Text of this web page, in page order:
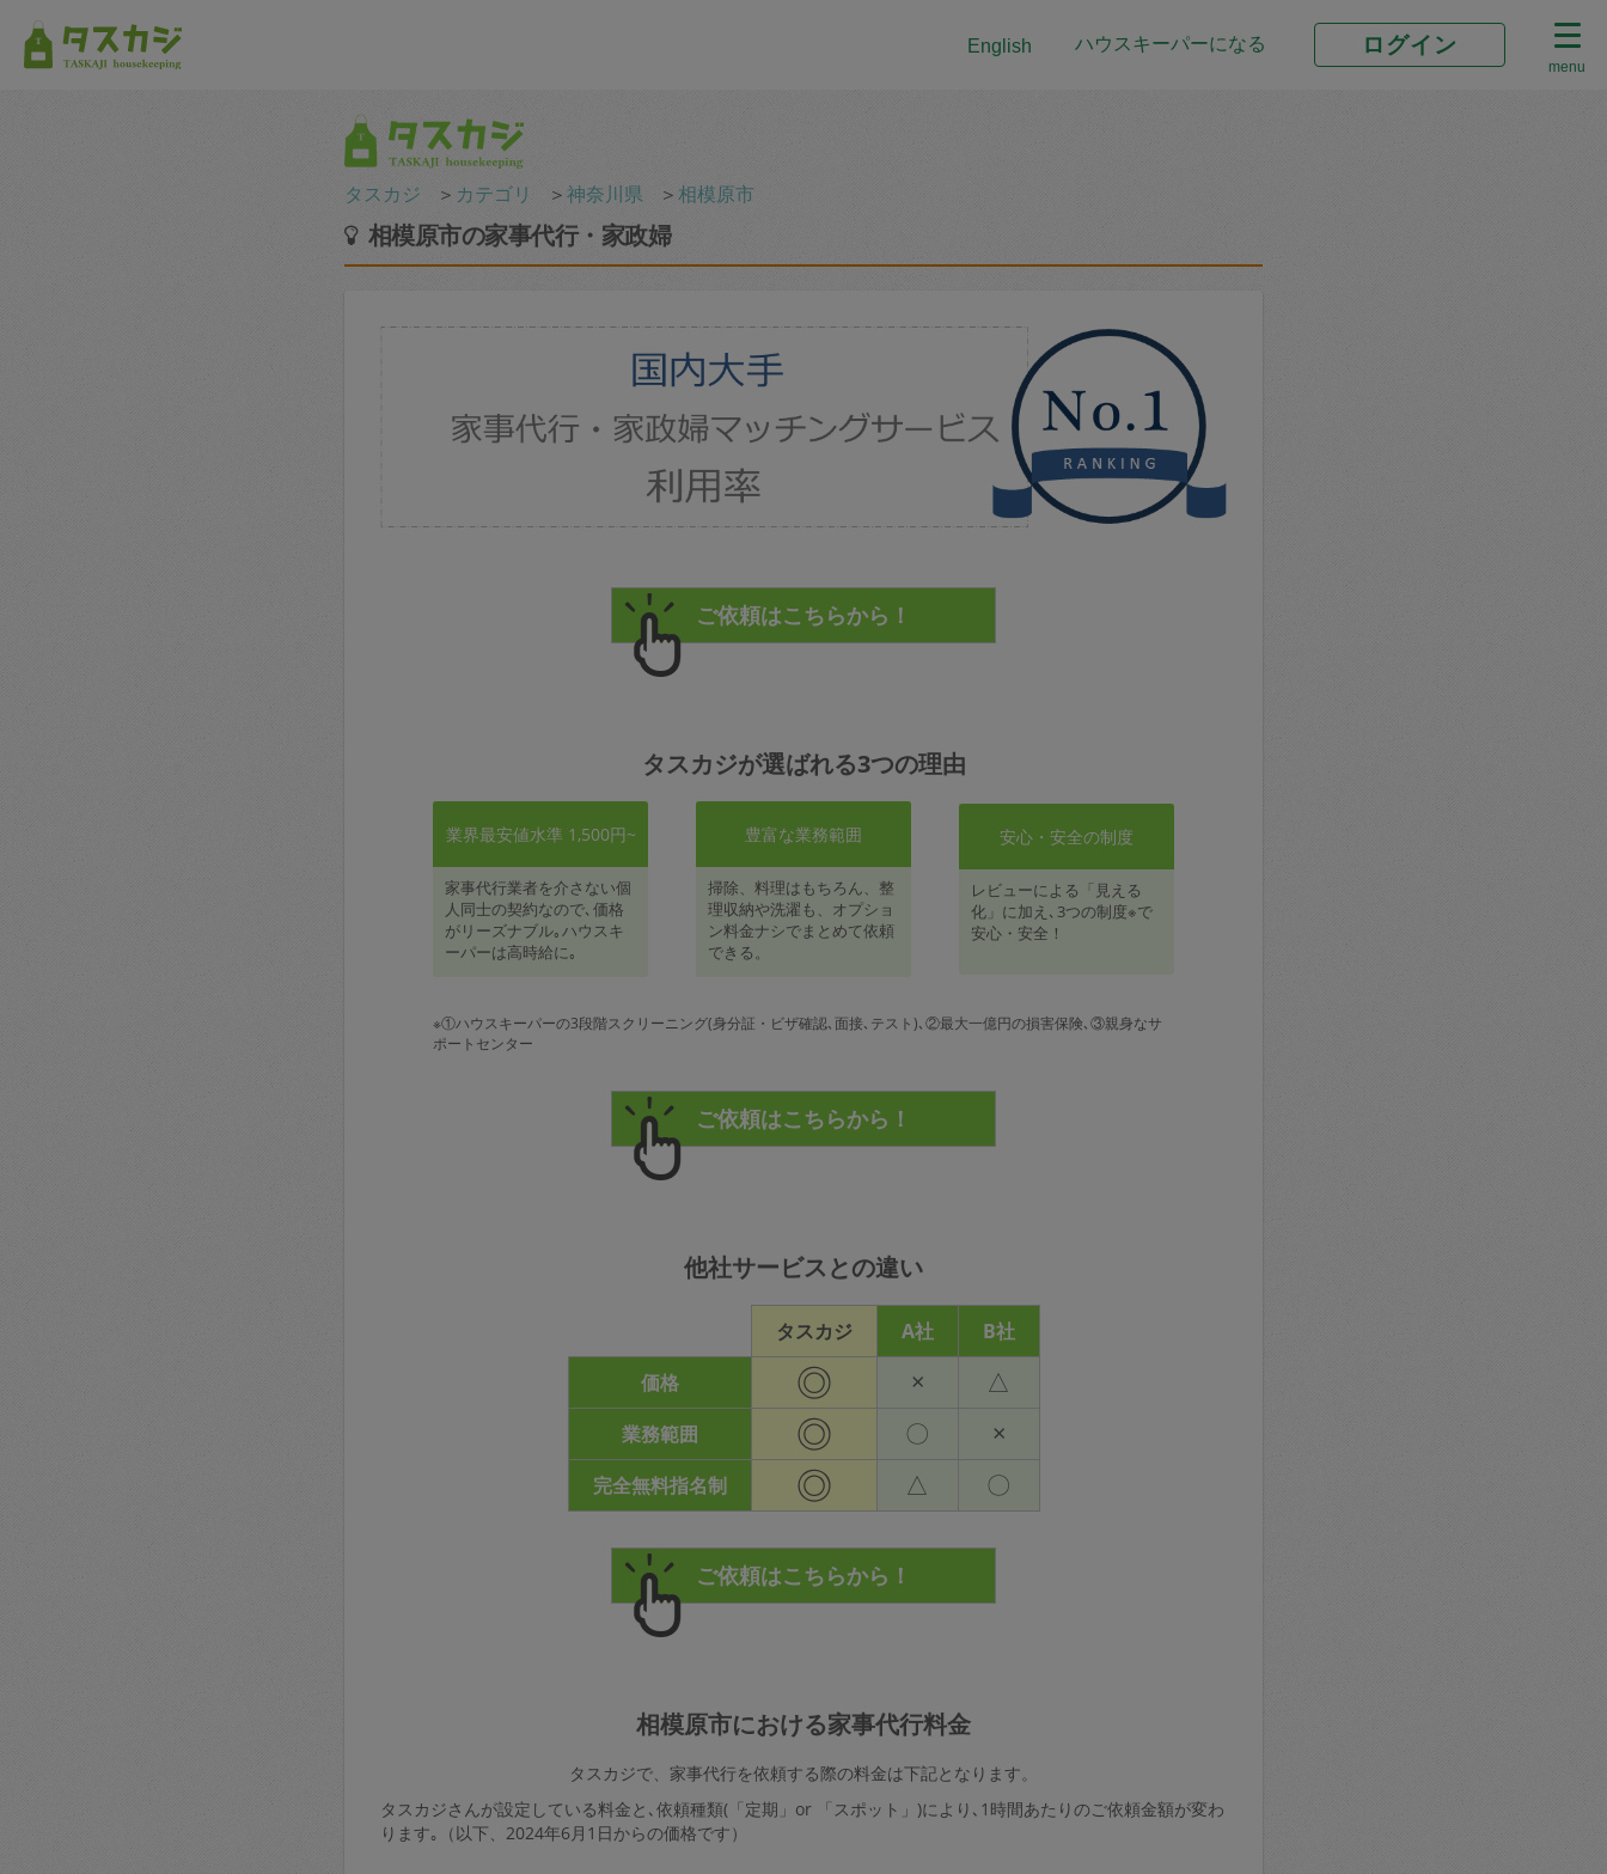
English ハウスキーパーになる ログイン
menu
タスカジ ＞ カテゴリ ＞神奈川県 ＞相模原市
相模原市の家事代行・家政婦
タスカジが選ばれる3つの理由
業界最安値水準 1,500円~
家事代行業者を介さない個
人同士の契約なので､価格
がリーズナブル｡ハウスキ
ーパーは高時給に｡
豊富な業務範囲
掃除、料理はもちろん、整
理収納や洗濯も、オプショ
ン料金ナシでまとめて依頼
できる。
安心・安全の制度
レビューによる「見える
化」に加え､3つの制度※で
安心・安全！
※①ハウスキーパーの3段階スクリーニング(身分証・ビザ確認､面接､テスト)､②最大一億円の損害保険､③親身なサ
ポートセンター
他社サービスとの違い
タスカジ A社
B社
価格
◎ × △
業務範囲 ◎ 〇 ×
完全無料指名制 ◎ △ 〇
相模原市における家事代行料金
タスカジで、家事代行を依頼する際の料金は下記となります。
タスカジさんが設定している料金と､依頼種類(「定期」or 「スポット」)により､1時間あたりのご依頼金額が変わ
ります｡（以下、2024年6月1日からの価格です）